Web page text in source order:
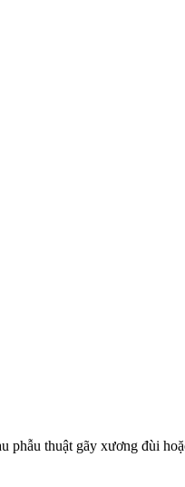
thuật gãy xương đùi